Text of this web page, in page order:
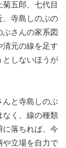
五郎、七代目
、寺島しのぶの
さんの家系図
清元の線を足す
としないほうが
んと寺島しのぶ
なく、線の種類
に落ちれば、今
や立場を自力で